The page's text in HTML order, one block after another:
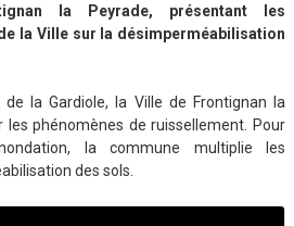
la Peyrade, présentant les
la Ville sur la désimperméabilisation
la Gardiole, la Ville de Frontignan la
phénomènes de ruissellement. Pour
la commune multiplie les
des sols.